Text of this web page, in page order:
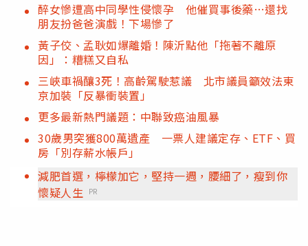
醉女慘遭高中同學性侵懷孕 他催買事後藥…還找
朋友扮爸爸演戲！下場慘了
黃子佼、孟耿如爆離婚！陳沂點他「拖著不離原
因」：糟糕又自私
三峽車禍釀3死！高齡駕駛惹議 北市議員籲效法東
京加裝「反暴衝裝置」
更多最新熱門議題：中聯致癌油風暴
30歲男突獲800萬遺產 一票人建議定存、ETF、買
房「別存薪水帳戶」
減肥首選，檸檬加它，堅持一週，腰細了，瘦到你
懷疑人生 PR